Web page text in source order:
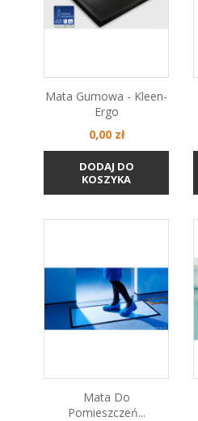
Mata Gumowa - Kleen-
Ergo
Cena
0,00 zł
DODAJ DO
KOSZYKA
Mata Do
Pomieszczeń...